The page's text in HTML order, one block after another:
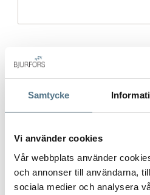
Samtycke
Vi använder cookies
Vår webbplats använder
och annonser till användarna,
sociala medier och analysera
Gatuadress